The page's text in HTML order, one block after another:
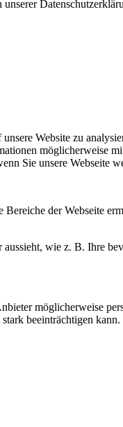
Website zu
möglicherweise
Sie unsere Webseite
der Webseite
wie z. B. Ihre
möglicherweise
beeinträchtigen